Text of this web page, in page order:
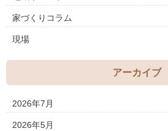
家づくりコラム
現場
アーカイブ
2026年7月
2026年5月